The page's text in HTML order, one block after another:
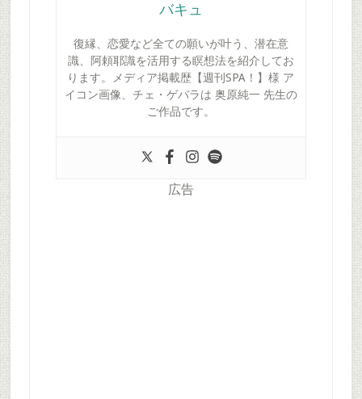
バキュ
復縁、恋愛など全ての願いが叶う、潜在意
識、阿頼耶識を活用する瞑想法を紹介してお
ります。メディア掲載歴【週刊SPA！】様 ア
イコン画像、チェ・ゲバラは 奥原純一 先生の
ご作品です。
広告